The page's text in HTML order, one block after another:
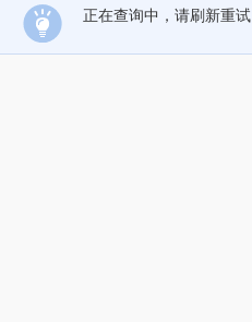
正在查询中，请刷新重试